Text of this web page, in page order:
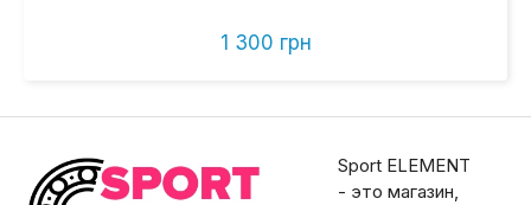
1 300 грн
Sport ELEMENT
- это магазин,